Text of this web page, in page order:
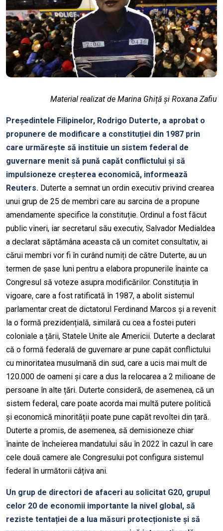
Material realizat de Marina Ghiță și Roxana Zafiu
Președintele Filipinelor, Rodrigo Duterte, a aprobat o
propunere de modificare a constituției din 1987 prin
care urmărește să instituie un sistem federal de
guvernare menit să pună capăt conflictului și să
impulsioneze creșterea economică, informează
Reuters. Duterte a semnat un ordin executiv privind crearea
unui grup de 25 de membri care au sarcina de a propune
amendamente specifice la constituție. Ordinul a fost făcut
public vineri, iar secretarul său executiv, Salvador Medialdea
a declarat săptămâna aceasta că un comitet consultativ, ai
cărui membri vor fi în curând numiți de către Duterte, au un
termen de șase luni pentru a elabora propunerile înainte ca
Congresul să voteze asupra modificărilor. Constituția în
vigoare, care a fost ratificată în 1987, a abolit sistemul
parlamentar creat de dictatorul Ferdinand Marcos și a revenit
la o formă prezidențială, similară cu cea a fostei puteri
coloniale a țării, Statele Unite ale Americii. Duterte a declarat
că o formă federală de guvernare ar pune capăt conflictului
cu minoritatea musulmană din sud, care a ucis mai mult de
120.000 de oameni și care a dus la relocarea a 2 milioane de
persoane în alte țări. Duterte consideră, de asemenea, că un
sistem federal, care poate acorda mai multă putere politică
și economică minorității poate pune capăt revoltei din țară.
Duterte a promis, de asemenea, să demisioneze chiar
înainte de încheierea mandatului său în 2022 în cazul în care
cele două camere ale Congresului pot configura sistemul
federal în următorii câțiva ani.
Un grup de directori de afaceri au solicitat G20, grupul
celor 20 de economii importante la nivel global, să
reziste tentației de a lua măsuri protecționiste și să